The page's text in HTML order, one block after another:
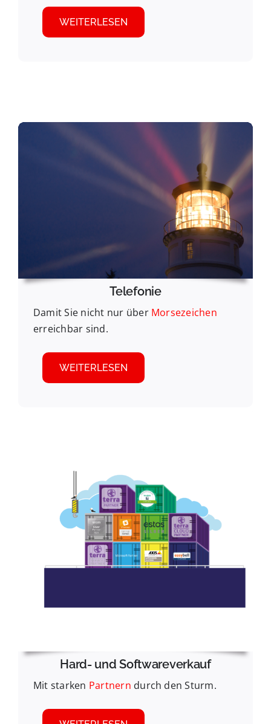
WEITERLESEN
Telefonie
Damit Sie nicht nur über Morsezeichen
erreichbar sind.
WEITERLESEN
Hard- und Softwareverkauf
Mit starken Partnern durch den Sturm.